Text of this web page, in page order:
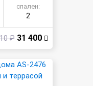
спален:
2
₽ 31 400